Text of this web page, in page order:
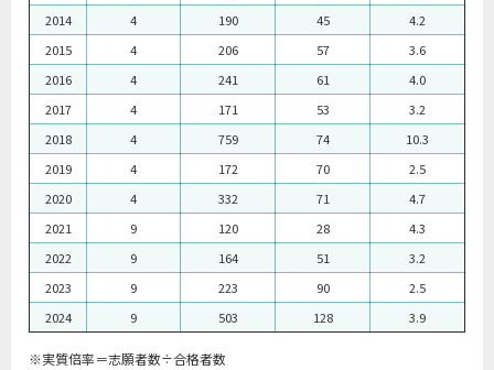
2014
4 190 45
4.2
2015
4 206 57
3.6
2016
4 241 61
4.0
2017
4 171 53
3.2
2018
4 759 74
10.3
2019
4 172 70
2.5
2020
4 332 71
4.7
2021
9 120 28
4.3
2022
9 164 51
3.2
2023
9 223 90
2.5
2024
9 503 128 3.9
※実質倍率＝志願者数÷合格者数